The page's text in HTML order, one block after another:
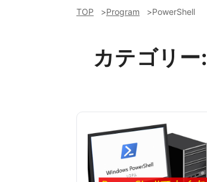
TOP Program PowerShell
カテゴリー: